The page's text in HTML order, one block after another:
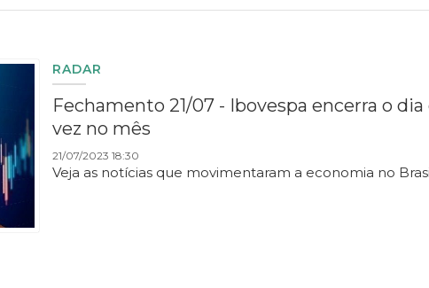
RADAR
Fechamento 21/07 - Ibovespa encerra o
vez no mês
21/07/2023 18:30
Veja as notícias que movimentaram a economia no